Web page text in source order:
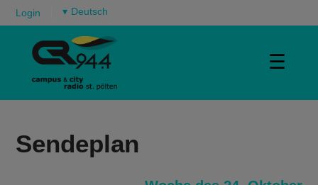
Login ▾
☰
Sendeplan